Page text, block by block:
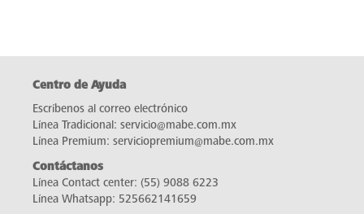
Centro de Ayuda
Escríbenos al correo electrónico
Línea Tradicional: servicio@mabe.com.mx
Línea Premium: serviciopremium@mabe.com.mx
Contáctanos
Línea Contact center: (55) 9088 6223
Línea Whatsapp: 525662141659